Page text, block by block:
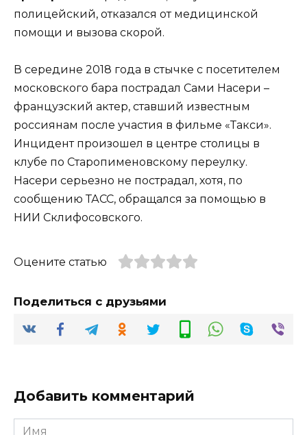
полицейский, отказался от медицинской
помощи и вызова скорой.
В середине 2018 года в стычке с посетителем
московского бара пострадал Сами Насери –
французский актер, ставший известным
россиянам после участия в фильме «Такси».
Инцидент произошел в центре столицы в
клубе по Старопименовскому переулку.
Насери серьезно не пострадал, хотя, по
сообщению ТАСС, обращался за помощью в
НИИ Склифосовского.
Оцените статью
Поделиться с друзьями
Добавить комментарий
Имя